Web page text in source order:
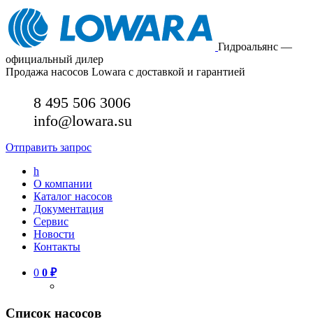
Гидроальянс —
официальный дилер
Продажа насосов Lowara с доставкой и гарантией
8 495 506 3006
info@lowara.su
Отправить запрос
h
О компании
Каталог насосов
Документация
Сервис
Новости
Контакты
0 0 ₽
Список насосов